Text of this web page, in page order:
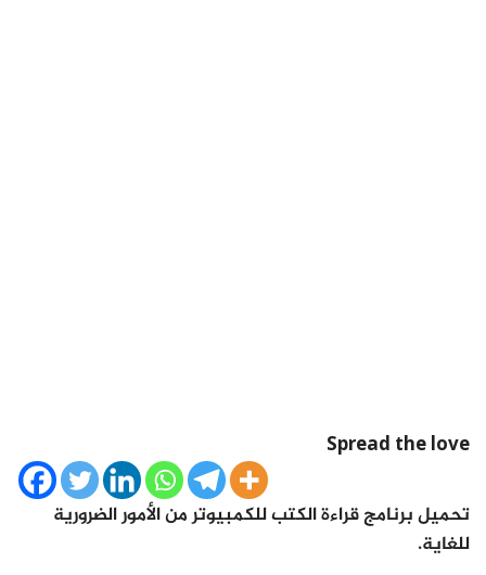
Spread the love
تحميل برنامج قراءة الكتب للكمبيوتر من الأمور الضرورية
للغاية.